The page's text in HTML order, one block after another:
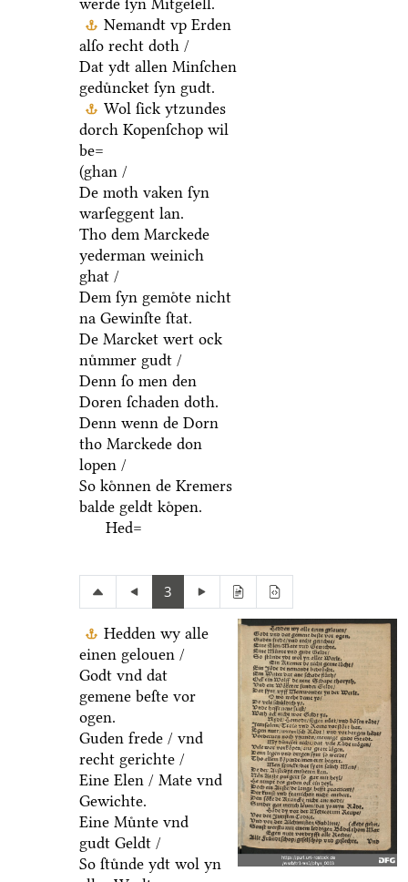
werde ſyn Mitgeſell.
Nemandt vp Erden
alſo recht doth /
Dat ydt allen Minſchen
geduͤncket ſyn gudt.
Wol ſick ytzundes
dorch Kopenſchop wil
be=
(ghan /
De moth vaken ſyn
warſeggent lan.
Tho dem Marckede
yederman weinich
ghat /
Dem ſyn gemoͤte nicht
na Gewinſte ſtat.
De Marcket wert ock
nuͤmmer gudt /
Denn ſo men den
Doren ſchaden doth.
Denn wenn de Dorn
tho Marckede don
lopen /
So koͤnnen de Kremers
balde geldt koͤpen.
Hed=
3
Hedden wy alle
einen gelouen /
Godt vnd dat
gemene beſte vor
ogen.
Guden frede / vnd
recht gerichte /
Eine Elen / Mate vnd
Gewichte.
Eine Muͤnte vnd
gudt Geldt /
So ſtuͤnde ydt wol yn